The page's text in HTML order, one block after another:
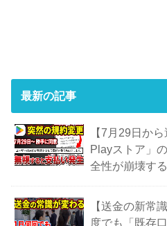
最新の記事
【7月29日か
Playストア」
全性が崩壊する
【送金の新常
度でも「既存